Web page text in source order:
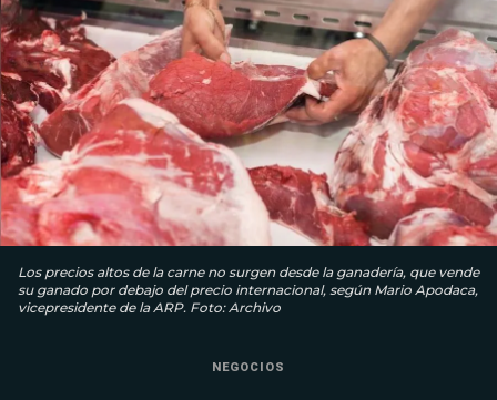
Los precios altos de la carne no surgen desde la ganadería, que vende
su ganado por debajo del precio internacional, según Mario Apodaca,
vicepresidente de la ARP. Foto: Archivo
NEGOCIOS